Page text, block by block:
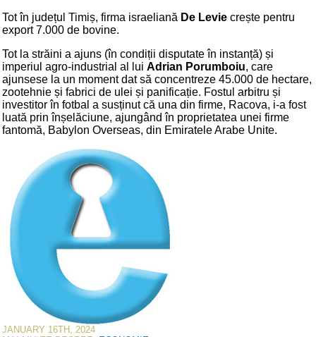
Tot în județul Timiș, firma israeliană De Levie crește pentru
export 7.000 de bovine.
Tot la străini a ajuns (în condiții disputate în instanță) și
imperiul agro-industrial al lui Adrian Porumboiu, care
ajunsese la un moment dat să concentreze 45.000 de hectare,
zootehnie și fabrici de ulei și panificație. Fostul arbitru și
investitor în fotbal a susținut că una din firme, Racova, i-a fost
luată prin înșelăciune, ajungând în proprietatea unei firme
fantomă, Babylon Overseas, din Emiratele Arabe Unite.
JANUARY 16TH, 2024